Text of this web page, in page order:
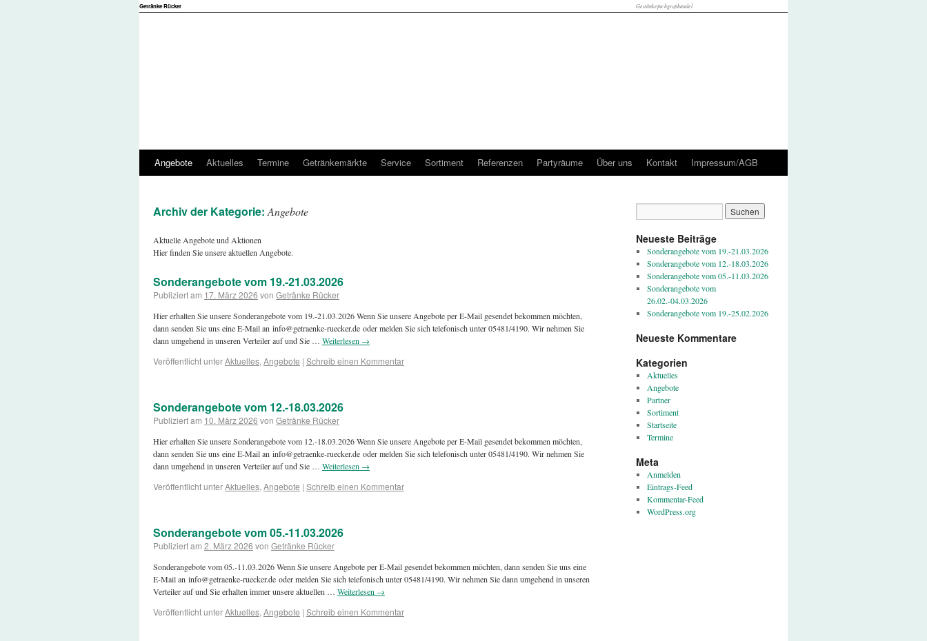
Getränke Rücker Getränkefachgroßhandel
Angebote Aktuelles Termine Getränkemärkte Service Sortiment Referenzen Partyräume Über uns Kontakt Impressum/AGB
Archiv der Kategorie:Angebote
Aktuelle Angebote und Aktionen
Hier finden Sie unsere aktuellen Angebote.
Sonderangebote vom 19.-21.03.2026
Publiziert am 17. März 2026 von Getränke Rücker
Hier erhalten Sie unsere Sonderangebote vom 19.-21.03.2026 Wenn Sie unsere Angebote per E-Mail gesendet bekommen möchten,
dann senden Sie uns eine E-Mail an info@getraenke-ruecker.de oder melden Sie sich telefonisch unter 05481/4190. Wir nehmen Sie
dann umgehend in unseren Verteiler auf und Sie … Weiterlesen →
Veröffentlicht unterAktuelles, Angebote | Schreib einen Kommentar
Sonderangebote vom 12.-18.03.2026
Publiziert am 10. März 2026 von Getränke Rücker
Hier erhalten Sie unsere Sonderangebote vom 12.-18.03.2026 Wenn Sie unsere Angebote per E-Mail gesendet bekommen möchten,
dann senden Sie uns eine E-Mail an info@getraenke-ruecker.de oder melden Sie sich telefonisch unter 05481/4190. Wir nehmen Sie
dann umgehend in unseren Verteiler auf und Sie … Weiterlesen →
Veröffentlicht unterAktuelles, Angebote | Schreib einen Kommentar
Sonderangebote vom 05.-11.03.2026
Publiziert am 2. März 2026 von Getränke Rücker
Sonderangebote vom 05.-11.03.2026 Wenn Sie unsere Angebote per E-Mail gesendet bekommen möchten, dann senden Sie uns eine
E-Mail an info@getraenke-ruecker.de oder melden Sie sich telefonisch unter 05481/4190. Wir nehmen Sie dann umgehend in unseren
Verteiler auf und Sie erhalten immer unsere aktuellen … Weiterlesen →
Veröffentlicht unterAktuelles, Angebote | Schreib einen Kommentar
Neueste Beiträge
Sonderangebote vom 19.-21.03.2026
Sonderangebote vom 12.-18.03.2026
Sonderangebote vom 05.-11.03.2026
Sonderangebote vom
26.02.-04.03.2026
Sonderangebote vom 19.-25.02.2026
Neueste Kommentare
Kategorien
Aktuelles
Angebote
Partner
Sortiment
Startseite
Termine
Meta
Anmelden
Eintrags-Feed
Kommentar-Feed
WordPress.org